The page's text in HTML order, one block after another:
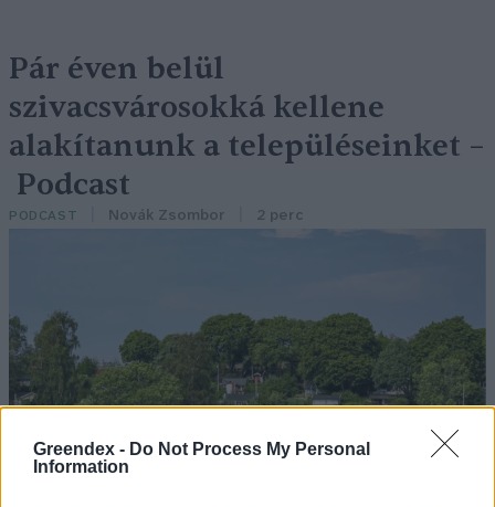
Greendex - Do Not Process My Personal
Information
Pár éven belül
szivacsvárosokká kellene
alakítanunk a településeinket –
Podcast
PODCAST Novák Zsombor 2 perc